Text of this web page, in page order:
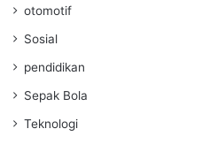
otomotif
Sosial
pendidikan
Sepak Bola
Teknologi